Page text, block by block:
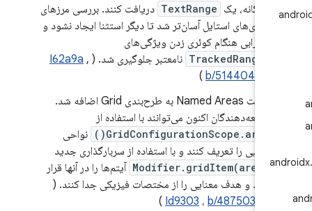
جداگانه، یک TextRange دریافت کنند. بررسی مرزهای
کوئری‌های استایل آسان‌تر شد تا دیگر استثنا ایجاد نشود و
از خرابی هنگام کوئری زدن ویژگی‌های
TrackedRanges نامعتبر جلوگیری شد. ( I62a9a ,
b/514404697
)
قابلیت Named Areas به طرح‌بندی Grid اضافه شد.
توسعه‌دهندگان اکنون می‌توانند با استفاده از
GridConfigurationScope.area()
نواحی
معنایی را تعریف کنند و با استفاده از سربارگذاری جدید
Modifier.gridItem(area) آیتم‌ها را در آنها قرار
دهند و هدف معنایی را از مختصات فیزیکی جدا کنند. (
Id9303،b/487503921
)